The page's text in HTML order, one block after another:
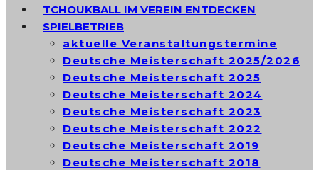
TCHOUKBALL IM VEREIN ENTDECKEN
SPIELBETRIEB
aktuelle Veranstaltungstermine
Deutsche Meisterschaft 2025/2026
Deutsche Meisterschaft 2025
Deutsche Meisterschaft 2024
Deutsche Meisterschaft 2023
Deutsche Meisterschaft 2022
Deutsche Meisterschaft 2019
Deutsche Meisterschaft 2018